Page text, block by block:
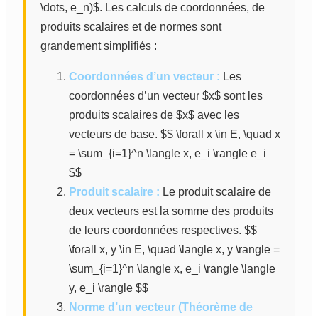
\dots, e_n)$. Les calculs de coordonnées, de
produits scalaires et de normes sont
grandement simplifiés :
Coordonnées d’un vecteur : Les
coordonnées d’un vecteur $x$ sont les
produits scalaires de $x$ avec les
vecteurs de base. $$ \forall x \in E, \quad x
= \sum_{i=1}^n \langle x, e_i \rangle e_i
$$
Produit scalaire : Le produit scalaire de
deux vecteurs est la somme des produits
de leurs coordonnées respectives. $$
\forall x, y \in E, \quad \langle x, y \rangle =
\sum_{i=1}^n \langle x, e_i \rangle \langle
y, e_i \rangle $$
Norme d’un vecteur (Théorème de